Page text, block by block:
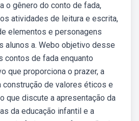
o gênero do conto de fada,
atividades de leitura e escrita,
elementos e personagens
alunos a. Webo objetivo desse
contos de fada enquanto
que proporciona o prazer, a
de valores éticos e
que discute a apresentação da
da educação infantil e a